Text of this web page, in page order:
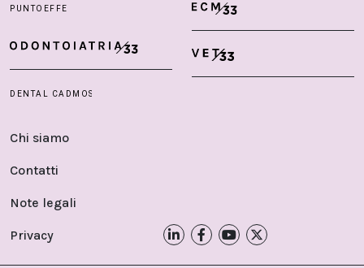
Chi siamo
Contatti
Note legali
Privacy